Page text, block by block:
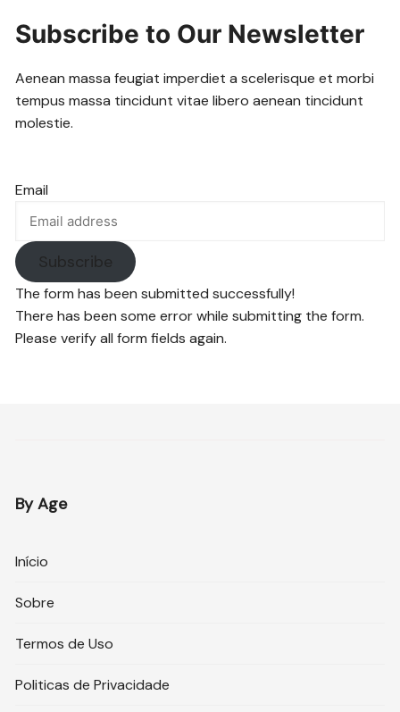
Subscribe to Our Newsletter
Aenean massa feugiat imperdiet a scelerisque et morbi
tempus massa tincidunt vitae libero aenean tincidunt
molestie.
Email
Subscribe
The form has been submitted successfully!
There has been some error while submitting the form.
Please verify all form fields again.
By Age
Início
Sobre
Termos de Uso
Politicas de Privacidade